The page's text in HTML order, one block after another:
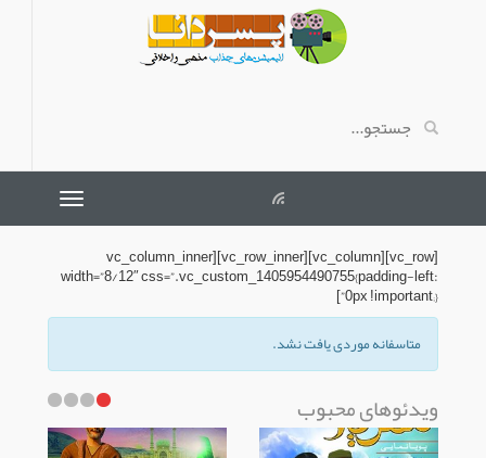
[vc_row][vc_column][vc_row_inner][vc_column_inner
width=”8/12″ css=”.vc_custom_1405954490755{padding-left:
0px !important;}”]
متاسفانه موردی یافت نشد.
ویدئوهای محبوب